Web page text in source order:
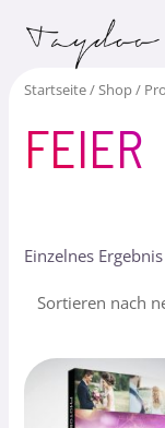
Inhalt
Startseite/Shop/
FEIER
Einzelnes